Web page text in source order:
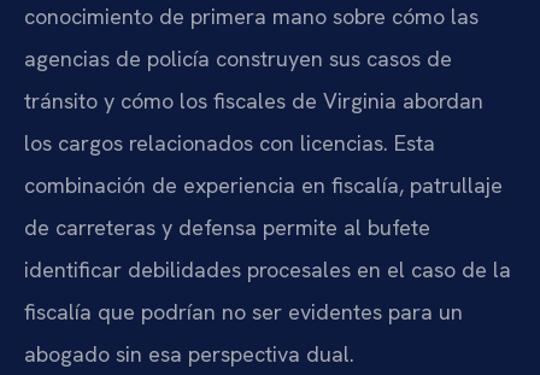
conocimiento de primera mano sobre cómo las
agencias de policía construyen sus casos de
tránsito y cómo los fiscales de Virginia abordan
los cargos relacionados con licencias. Esta
combinación de experiencia en fiscalía, patrullaje
de carreteras y defensa permite al bufete
identificar debilidades procesales en el caso de la
fiscalía que podrían no ser evidentes para un
abogado sin esa perspectiva dual.